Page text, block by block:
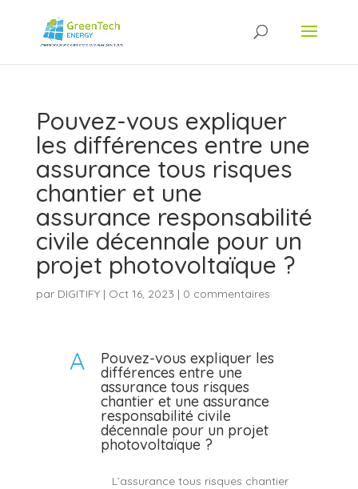
Pouvez-vous expliquer
les différences entre une
assurance tous risques
chantier et une
assurance responsabilité
civile décennale pour un
projet photovoltaïque ?
par DIGITIFY| Oct 16, 2023 | 0 commentaires
A Pouvez-vous expliquer les
différences entre une
assurance tous risques
chantier et une assurance
responsabilité civile
décennale pour un projet
photovoltaïque ?
L’assurance tous risques chantier